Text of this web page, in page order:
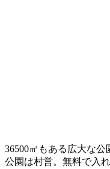
36500㎡もある広大な
公園は村営。無料で入れ